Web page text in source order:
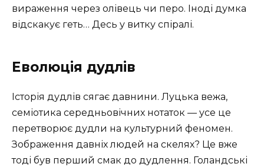
вираження через олівець чи перо. Іноді думка
відскакує геть… Десь у витку спіралі.
Еволюція дудлів
Історія дудлів сягає давнини. Луцька вежа,
семіотика середньовічних нотаток — усе це
перетворює дудли на культурний феномен.
Зображення давніх людей на скелях? Це вже
тоді був перший смак до дудлення. Голандські